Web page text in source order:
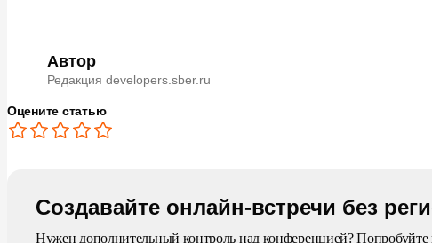
Автор
Редакция developers.sber.ru
Оцените статью
Создавайте онлайн-встречи без
Нужен дополнительный контроль над конференцией?